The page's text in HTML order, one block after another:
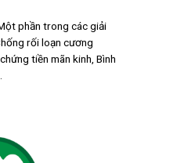
phần trong các giải
rối loạn cương
tiền mãn kinh, Bình